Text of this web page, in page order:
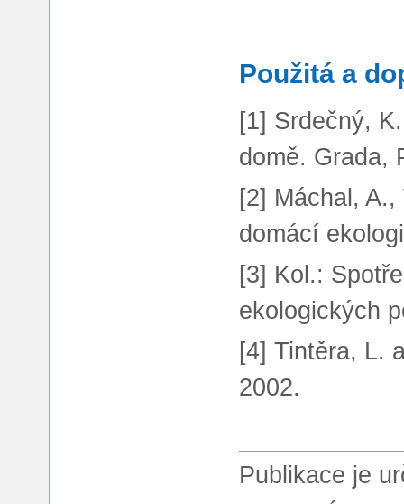
Použitá a
[1] Srdečný,
domě. Grada,
[2] Máchal,
domácí
[3] Kol.:
ekologických
[4] Tintěra, L.
2002.
Publikace je